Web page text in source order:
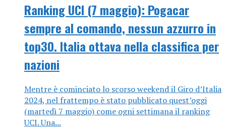
Ranking UCI (7 maggio): Pogacar
sempre al comando, nessun azzurro in
top30. Italia ottava nella classifica per
nazioni
Mentre è cominciato lo scorso weekend il Giro d’Italia
2024, nel frattempo è stato pubblicato quest’oggi
(martedì 7 maggio) come ogni settimana il ranking
UCI. Una...